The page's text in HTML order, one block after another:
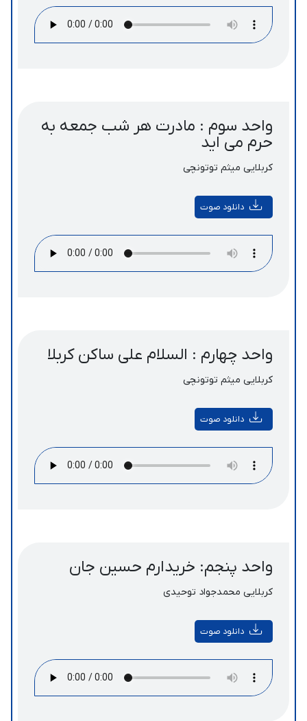
واحد سوم : مادرت هر شب جمعه به
حرم می اید
کربلایی میثم توتونچی
دانلود صوت
واحد چهارم : السلام علی ساکن کربلا
کربلایی میثم توتونچی
دانلود صوت
واحد پنجم: خریدارم حسین جان
کربلایی محمدجواد توحیدی
دانلود صوت